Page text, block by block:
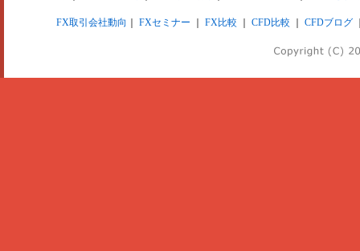
FX取引会社動向 FXセミナー FX比較 CFD比較 CFDブログ